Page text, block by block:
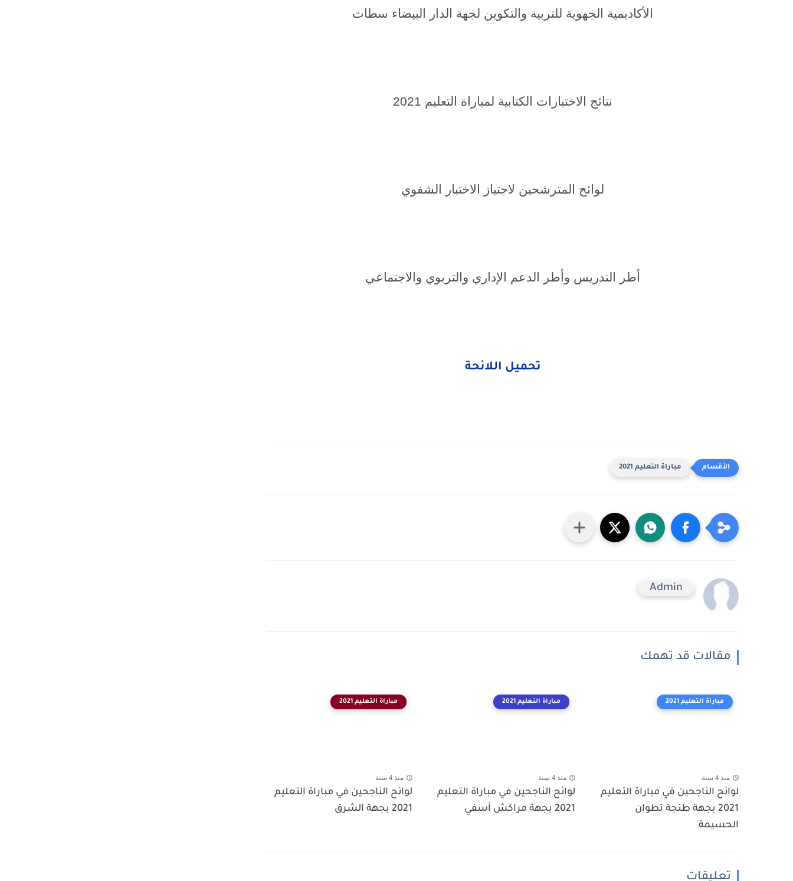
الأكاديمية الجهوية للتربية والتكوين لجهة الدار البيضاء سطات
نتائج الاختبارات الكتابية لمباراة التعليم 2021
لوائح المترشحين لاجتياز الاختبار الشفوي
أطر التدريس وأطر الدعم الإداري والتربوي والاجتماعي
تحميل اللائحة
مباراة التعليم 2021
Admin
مقالات قد تهمك
مباراة التعليم 2021
منذ 4 سنة
لوائح الناجحين في مباراة التعليم
2021 بجهة طنجة تطوان
الحسيمة
مباراة التعليم 2021
منذ 4 سنة
لوائح الناجحين في مباراة التعليم
2021 بجهة مراكش آسفي
مباراة التعليم 2021
منذ 4 سنة
لوائح الناجحين في مباراة التعليم
2021 بجهة الشرق
تعليقات